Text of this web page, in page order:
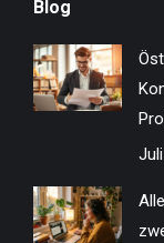
opens
in
new
window
in
new
window
in
new
Blog